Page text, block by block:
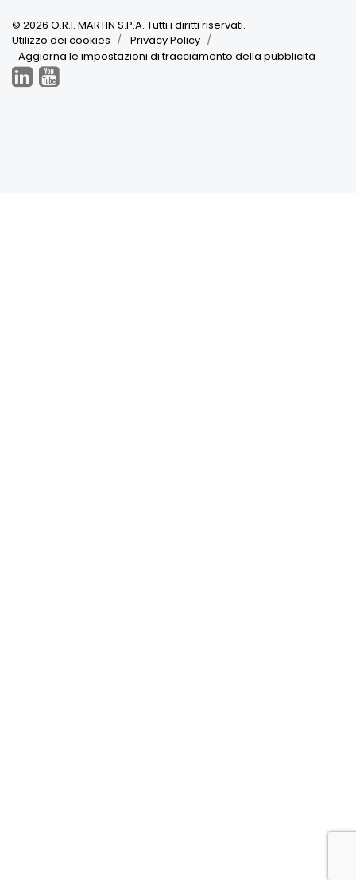
© 2026 O.R.I. MARTIN S.P.A. Tutti i diritti riservati.
Utilizzo dei cookies
Privacy Policy
Aggiorna le impostazioni di tracciamento della pubblicità